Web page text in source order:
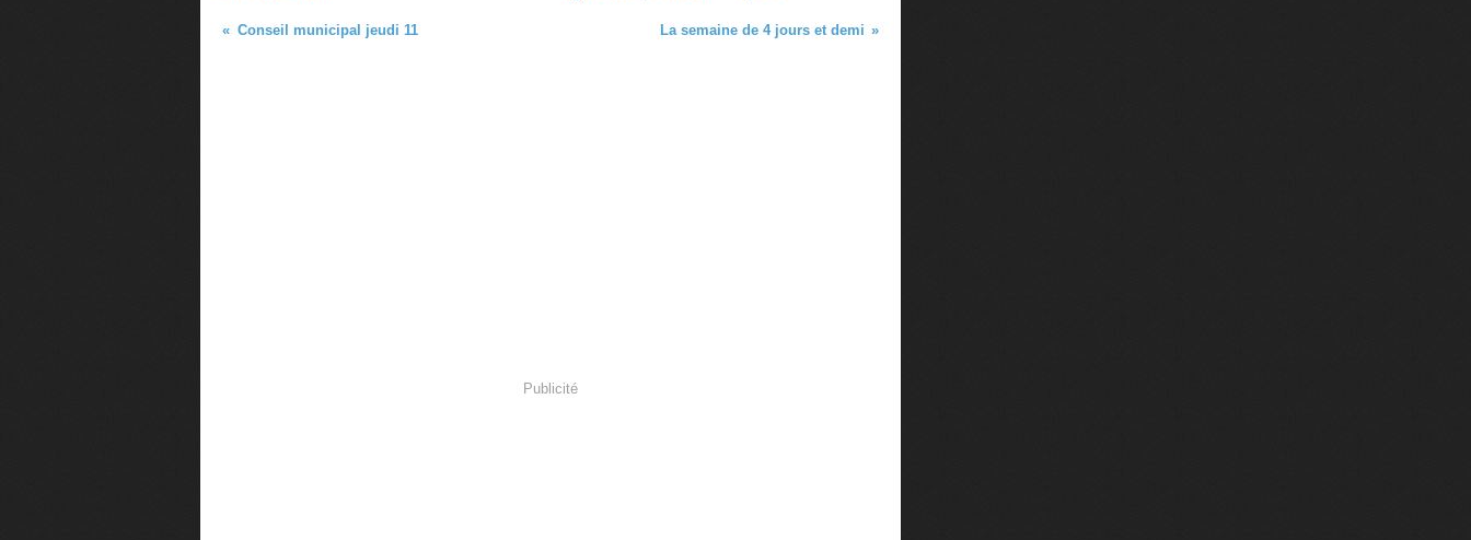
Conseil municipal jeudi 11 La semaine de 4 jours et demi
Publicité